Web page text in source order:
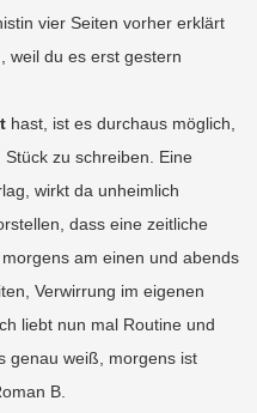
vier Seiten vorher erklärt
weil du es erst gestern
hast, ist es durchaus möglich,
zu schreiben. Eine
wirkt da unheimlich
dass eine zeitliche
am einen und abends
Verwirrung im eigenen
liebt nun mal Routine und
genau weiß, morgens ist
B.